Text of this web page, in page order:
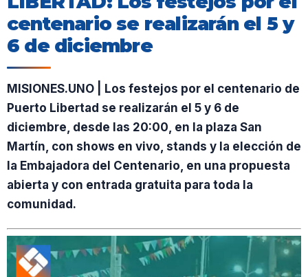
centenario se realizarán el 5 y
6 de diciembre
MISIONES.UNO | Los festejos por el centenario de
Puerto Libertad se realizarán el 5 y 6 de
diciembre, desde las 20:00, en la plaza San
Martín, con shows en vivo, stands y la elección de
la Embajadora del Centenario, en una propuesta
abierta y con entrada gratuita para toda la
comunidad.